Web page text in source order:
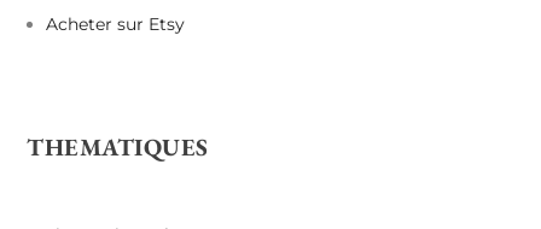
Acheter sur Etsy
THEMATIQUES